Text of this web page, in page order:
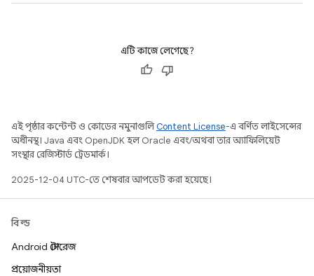
এটি কাজে লেগেছে?
এই পৃষ্ঠার কন্টেন্ট ও কোডের নমুনাগুলিContent License-এ বর্ণিত লাইসেন্সের
অধীনস্থ। Java এবং OpenJDK হল Oracle এবং/অথবা তার অ্যাফিলিয়েট
সংস্থার রেজিস্টার্ড ট্রেডমার্ক।
2025-12-04 UTC-তে শেষবার আপডেট করা হয়েছে।
বিল্ড
Android স্টোরেজ
প্রয়োজনীয়তা